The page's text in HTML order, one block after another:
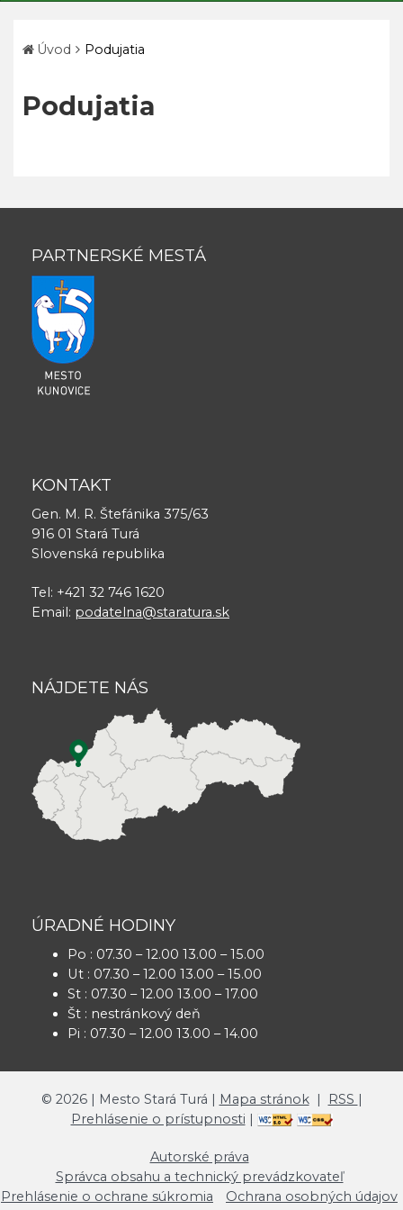
Úvod Podujatia
Podujatia
PARTNERSKÉ MESTÁ
KONTAKT
Gen. M. R. Štefánika 375/63
916 01 Stará Turá
Slovenská republika
Tel: +421 32 746 1620
Email: podatelna@staratura.sk
NÁJDETE NÁS
ÚRADNÉ HODINY
Po : 07.30 – 12.00 13.00 – 15.00
Ut : 07.30 – 12.00 13.00 – 15.00
St : 07.30 – 12.00 13.00 – 17.00
Št : nestránkový deň
Pi : 07.30 – 12.00 13.00 – 14.00
© 2026| Mesto Stará Turá | Mapa stránok| RSS |
Prehlásenie o prístupnosti |
Autorské práva
Správca obsahu a technický prevádzkovateľ
Prehlásenie o ochrane súkromia
Ochrana osobných údajov